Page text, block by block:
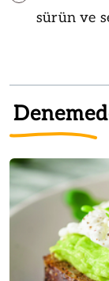
sürün ve